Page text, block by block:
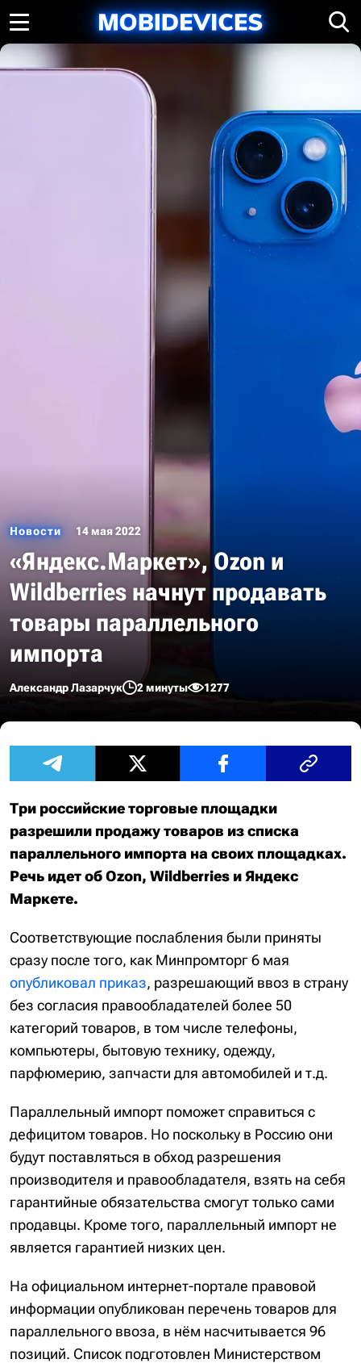
Новости 14 мая 2022
«Яндекс.Маркет», Ozon и
Wildberries начнут продавать
товары параллельного
импорта
Александр Лазарчук 2 минуты 1277
Три российские торговые площадки
разрешили продажу товаров из списка
параллельного импорта на своих площадках.
Речь идет об Ozon, Wildberries и Яндекс
Маркете.
Соответствующие послабления были приняты
сразу после того, как Минпромторг 6 мая
опубликовал приказ, разрешающий ввоз в страну
без согласия правообладателей более 50
категорий товаров, в том числе телефоны,
компьютеры, бытовую технику, одежду,
парфюмерию, запчасти для автомобилей и т.д.
Параллельный импорт поможет справиться с
дефицитом товаров. Но поскольку в Россию они
будут поставляться в обход разрешения
производителя и правообладателя, взять на себя
гарантийные обязательства смогут только сами
продавцы. Кроме того, параллельный импорт не
является гарантией низких цен.
На официальном интернет-портале правовой
информации опубликован перечень товаров для
параллельного ввоза, в нём насчитывается 96
позиций. Список подготовлен Министерством